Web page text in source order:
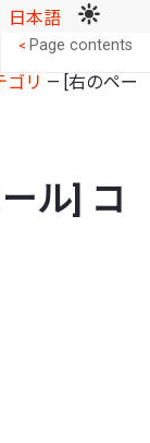
日本語
ゴリ — [右のペー
ル] コ
< Page contents